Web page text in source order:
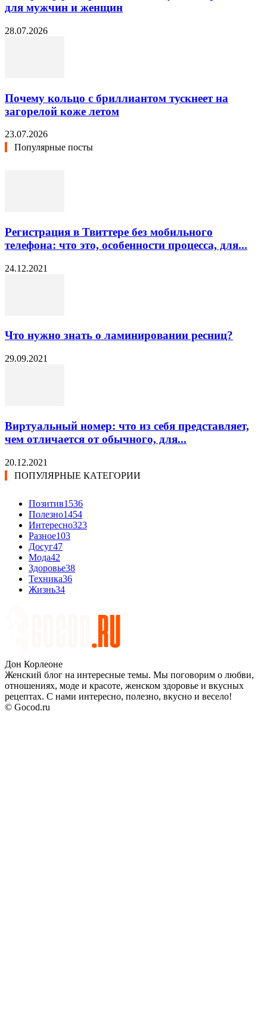
для мужчин и женщин
28.07.2026
Почему кольцо с бриллиантом тускнеет на
загорелой коже летом
23.07.2026
Популярные посты
Регистрация в Твиттере без мобильного
телефона: что это, особенности процесса, для...
24.12.2021
Что нужно знать о ламинировании ресниц?
29.09.2021
Виртуальный номер: что из себя представляет,
чем отличается от обычного, для...
20.12.2021
ПОПУЛЯРНЫЕ КАТЕГОРИИ
Позитив1536
Полезно1454
Интересно323
Разное103
Досуг47
Мода42
Здоровье38
Техника36
Жизнь34
Дон Корлеоне
Женский блог на интересные темы. Мы поговорим о любви,
отношениях, моде и красоте, женском здоровье и вкусных
рецептах. С нами интересно, полезно, вкусно и весело!
© Gocod.ru